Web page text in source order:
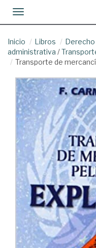
Toggle navigation
Inicio Libros Derecho
administrativa /
Transporte de